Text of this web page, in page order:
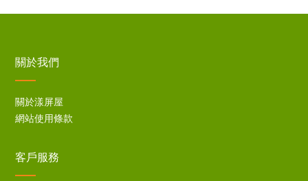
關於我們
關於漾屏屋
網站使用條款
客戶服務